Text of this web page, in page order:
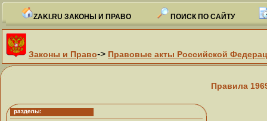
ZAKI.RU ЗАКОНЫ И ПРАВО ПОИСК ПО САЙТУ
Законы и Право-> Правовые акты Российской
Правила